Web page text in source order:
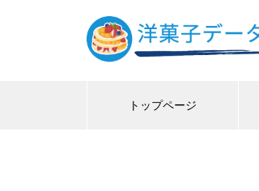
トップページ